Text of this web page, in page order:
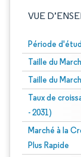
VUE
Période
Taille du
Taille du
Taux de
- 2031)
Marché à la
Plus Rapide